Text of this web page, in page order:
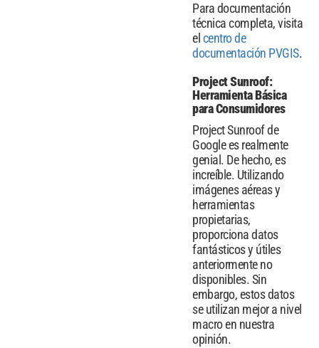
Para documentación
técnica completa, visita
el centro de
documentación PVGIS.
Project Sunroof:
Herramienta Básica
para Consumidores
Project Sunroof de
Google es realmente
genial. De hecho, es
increíble. Utilizando
imágenes aéreas y
herramientas
propietarias,
proporciona datos
fantásticos y útiles
anteriormente no
disponibles. Sin
embargo, estos datos
se utilizan mejor a nivel
macro en nuestra
opinión.